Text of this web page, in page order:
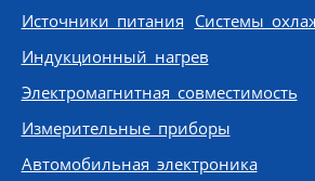
Источники питания Системы
Индукционный нагрев
Электромагнитная совместимость
Измерительные приборы
Автомобильная электроника